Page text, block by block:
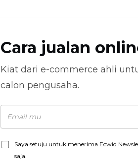
Cara jualan
Kiat dari e-commerce ahli
calon pengusaha.
Saya setuju untuk menerima Ecwid
saja.